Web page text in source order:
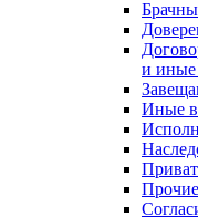
и иные
Иные